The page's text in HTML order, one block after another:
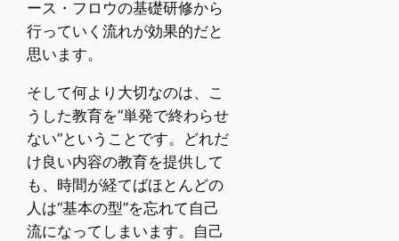
ース・フロウの基礎研修から
行っていく流れが効果的だと
思います。
そして何より大切なのは、こ
うした教育を“単発で終わらせ
ない”ということです。どれだ
け良い内容の教育を提供して
も、時間が経てばほとんどの
人は“基本の型”を忘れて自己
流になってしまいます。自己